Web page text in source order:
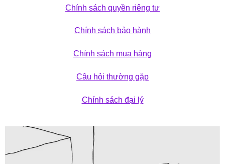
Chính sách quyền riêng tư
Chính sách bảo hành
Chính sách mua hàng
Câu hỏi thường gặp
Chính sách đại lý